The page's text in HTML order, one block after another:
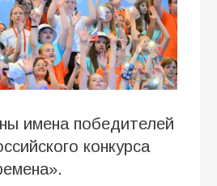
имена победителей
конкурса